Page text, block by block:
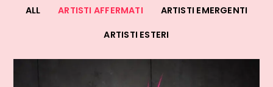
ALL ARTISTI AFFERMATI ARTISTI EMERGENTI
ARTISTI ESTERI